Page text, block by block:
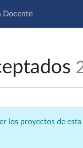
Docente
los proyectos de